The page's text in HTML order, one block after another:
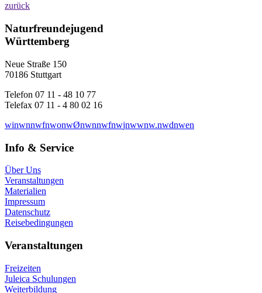
zurück
Naturfreundejugend
Württemberg
Neue Straße 150
70186 Stuttgart
Telefon 07 11 - 48 10 77
Telefax 07 11 - 4 80 02 16
winwnnwfnwonwØnwnnwfnwjnwwnw.nwdnwen
Info & Service
Über Uns
Veranstaltungen
Materialien
Impressum
Datenschutz
Reisebedingungen
Veranstaltungen
Freizeiten
Juleica Schulungen
Weiterbildung